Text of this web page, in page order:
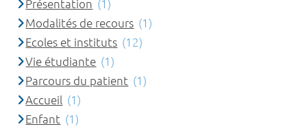
Présentation (1)
Modalités de recours (1)
Ecoles et instituts (12)
Vie étudiante (1)
Parcours du patient (1)
Accueil (1)
Enfant (1)